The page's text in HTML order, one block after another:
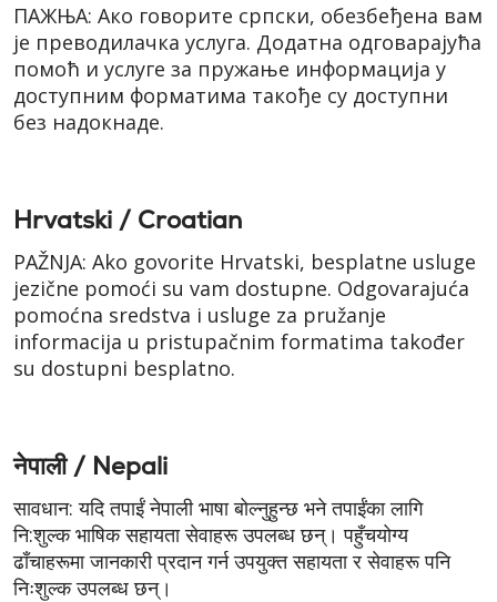
ПАЖЊА: Ако говорите српски, обезбеђена вам
је преводилачка услуга. Додатна одговарајућа
помоћ и услуге за пружање информација у
доступним форматима такође су доступни
без надокнаде.
Hrvatski / Croatian
PAŽNJA: Ako govorite Hrvatski, besplatne usluge
jezične pomoći su vam dostupne. Odgovarajuća
pomoćna sredstva i usluge za pružanje
informacija u pristupačnim formatima također
su dostupni besplatno.
नेपाली / Nepali
सावधान: यदि तपाईं नेपाली भाषा बोल्नुहुन्छ भने तपाईंका लागि
नि:शुल्क भाषिक सहायता सेवाहरू उपलब्ध छन्। पहुँचयोग्य
ढाँचाहरूमा जानकारी प्रदान गर्न उपयुक्त सहायता र सेवाहरू पनि
निःशुल्क उपलब्ध छन्।